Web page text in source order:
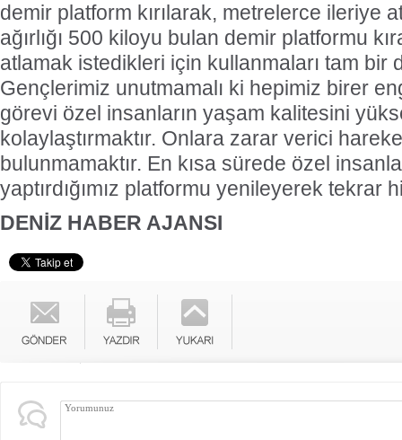
demir platform kırılarak, metrelerce ileriye
ağırlığı 500 kiloyu bulan demir platformu
atlamak istedikleri için kullanmaları tam bir
Gençlerimiz unutmamalı ki hepimiz birer
görevi özel insanların yaşam kalitesini
kolaylaştırmaktır. Onlara zarar verici
bulunmamaktır. En kısa sürede özel
yaptırdığımız platformu yenileyerek tekrar
DENİZ HABER AJANSI